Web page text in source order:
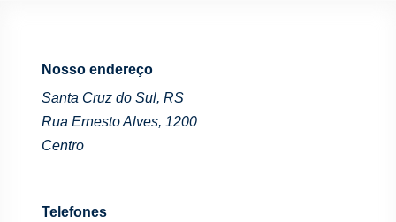
Nosso endereço
Santa Cruz do Sul, RS
Rua Ernesto Alves, 1200
Centro
Telefones